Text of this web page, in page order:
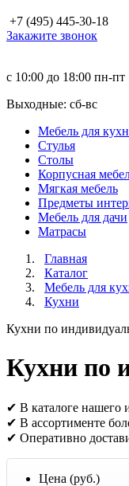
+7 (495) 445-30-18
Закажите звонок
с 10:00 до 18:00 пн-пт
Выходные: сб-вc
Мебель для
Стулья
Столы
Корпусная
Мягкая мебель
Предметы
Мебель для дачи
Матраcы
Главная
Каталог
Мебель для
Кухни
Кухни по
Кухни по
✔ В каталоге нашего
✔ В ассортименте
✔ Оперативно
Цена (руб.)